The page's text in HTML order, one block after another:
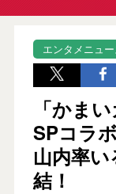
エンタメニュ
「かま
SPコラ
山内率
結！